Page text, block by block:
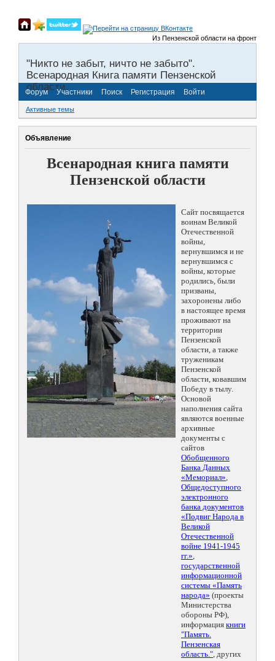
Из Пензенской области на фронты
"Никто не забыт, ничто не забыто".
Всенародная Книга памяти Пензенской
области.
Форум Участники Поиск Регистрация Войти
Активные темы
Объявление
Всенародная книга памяти
Пензенской области
Сайт посвящается
воинам Великой
Отечественной
войны,
вернувшимся и не
вернувшимся с
войны, которые
родились, были
призваны,
захоронены либо
в настоящее время
проживают на
территории
Пензенской
области, а также
труженикам
Пензенской
области, ковавшим
Победу в тылу.
Основой
наполнения сайта
являются военные
архивные
документы с
сайтов
Обобщенного
Банка Данных
«Мемориал»,
Общедоступного
электронного
банка документов
«Подвиг Народа в
Великой
Отечественной
войне 1941-1945
гг.»,
государственной
информационной
системы «Память
народа» (проекты
Министерства
обороны РФ),
информация книги
"Память.
Пензенская
область.", других